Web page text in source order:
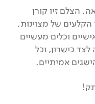
הצלם זיו קורן
של מצוינות,
וכלים מעשיים
כישרון, וכל
אמיתיים.